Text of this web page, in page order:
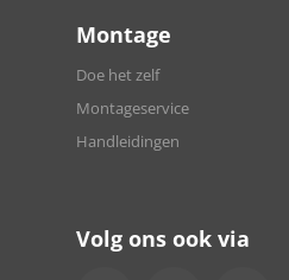
Montage
Doe het zelf
Montageservice
Handleidingen
Volg ons ook via